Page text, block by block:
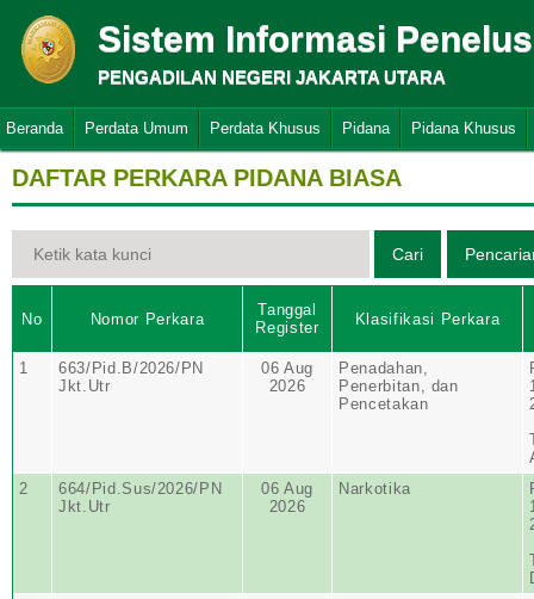
Sistem Informasi
PENGADILAN NEGERI JAKARTA UTARA
Beranda Perdata Umum Perdata Khusus Pidana Pidana Khusus
DAFTAR PERKARA PIDANA BIASA
No Nomor Perkara
Tanggal
Register
Klasifikasi Perkara
1
663/Pid.B/2026/PN
Jkt.Utr
06 Aug
2026
Penadahan,
Penerbitan, dan
Pencetakan
2
664/Pid.Sus/2026/PN
Jkt.Utr
06 Aug
2026
Narkotika